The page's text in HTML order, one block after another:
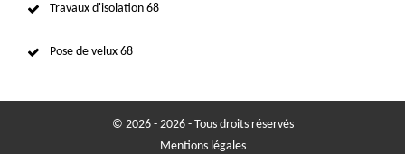
Travaux d'isolation 68
Pose de velux 68
© 2026 - 2026 - Tous droits réservés
Mentions légales